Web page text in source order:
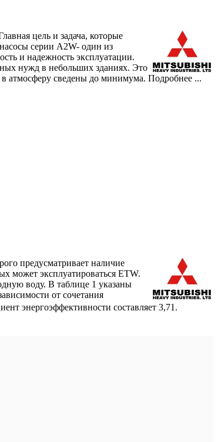
цель и задача, которые
серии A2W- один из
и надежность эксплуатации.
нужд в небольших зданиях. Это
в атмосферу сведены до минимума. Подробнее ...
предусматривает наличие
может эксплуатироваться ETW.
воду. В таблице 1 указаны
от сочетания
энергоэффективности составляет 3,71.